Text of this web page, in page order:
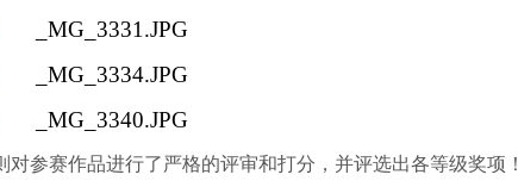
参赛作品进行了严格的评审和打分，并评选出各等级奖项！